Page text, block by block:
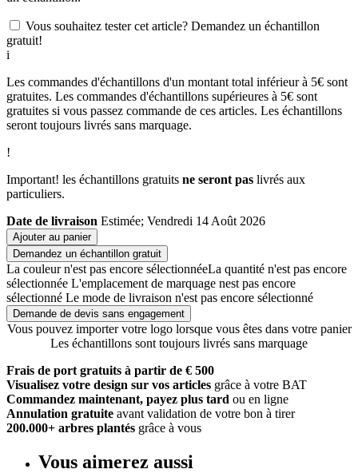
Vous souhaitez tester cet article? Demandez un échantillon
gratuit!
i
Les commandes d'échantillons d'un montant total inférieur à 5€ sont
gratuites. Les commandes d'échantillons supérieures à 5€ sont
gratuites si vous passez commande de ces articles. Les échantillons
seront toujours livrés sans marquage.
!
Important! les échantillons gratuits ne seront pas livrés aux
particuliers.
Date de livraison Estimée; Vendredi 14 Août 2026
Ajouter au panier
Demandez un échantillon gratuit
La couleur n'est pas encore sélectionnéeLa quantité n'est pas encore
sélectionnée L'emplacement de marquage nest pas encore
sélectionné Le mode de livraison n'est pas encore sélectionné
Demande de devis sans engagement
Vous pouvez importer votre logo lorsque vous êtes dans votre panier
Les échantillons sont toujours livrés sans marquage
Frais de port gratuits à partir de € 500
Visualisez votre design sur vos articles grâce à votre BAT
Commandez maintenant, payez plus tard ou en ligne
Annulation gratuite avant validation de votre bon à tirer
200.000+ arbres plantés grâce à vous
Vous aimerez aussi